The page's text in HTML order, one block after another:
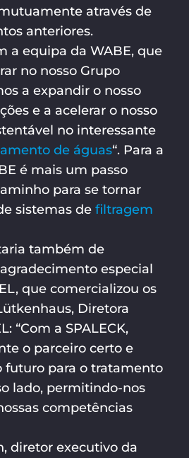
através de
anteriores.
a equipa da WABE, que
no nosso Grupo
a expandir o nosso
e a acelerar o nosso
no interessante
de águas“. Para a
é mais um passo
para se tornar
sistemas de filtragem
também de
especial
que comercializou os
Diretora
“Com a SPALECK,
o parceiro certo e
futuro para o tratamento
lado, permitindo-nos
competências
diretor executivo da